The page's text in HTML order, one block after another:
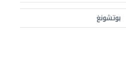
بوتشونغ